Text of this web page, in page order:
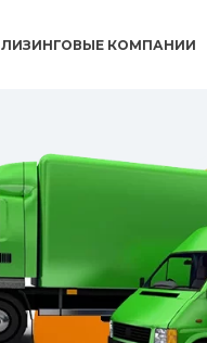
ЛИЗИНГОВЫЕ КОМПАНИИ